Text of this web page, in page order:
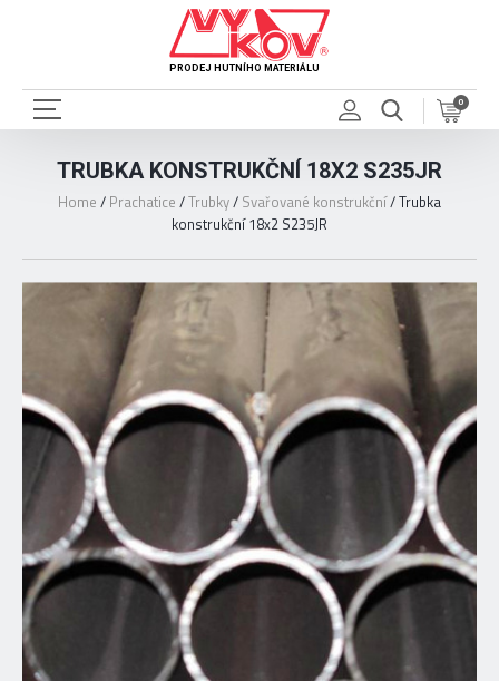
PRODEJ HUTNÍHO MATERIÁLU
0
TRUBKA KONSTRUKČNÍ 18X2 S235JR
Home / Prachatice /Trubky/ Svařované konstrukční/Trubka
konstrukční 18x2 S235JR